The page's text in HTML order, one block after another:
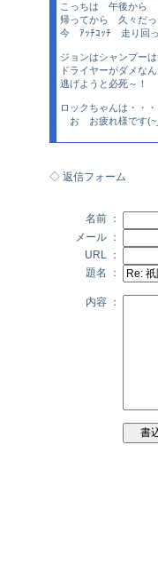
こっちは 午後から
帰ってから 久々だっ
今 ｱｯﾁｺｯﾁ 走り回っ
ジョンはシャンプー
ドライヤーがダメな
逃げようと必死～！
ロックちゃんは・
お お疲れ様です
◇ 返信フォーム
名前 ：
メール ：
URL ：
題名 ：
内容 ：